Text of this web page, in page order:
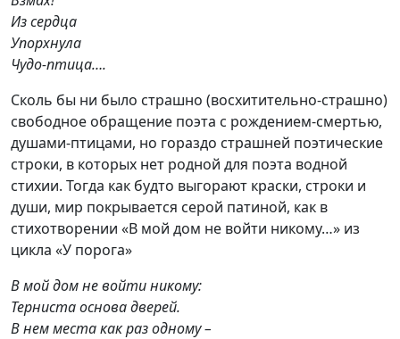
Из сердца
Упорхнула
Чудо-птица….
Сколь бы ни было страшно (восхитительно-страшно)
свободное обращение поэта с рождением-смертью,
душами-птицами, но гораздо страшней поэтические
строки, в которых нет родной для поэта водной
стихии. Тогда как будто выгорают краски, строки и
души, мир покрывается серой патиной, как в
стихотворении «В мой дом не войти никому…» из
цикла «У порога»
В мой дом не войти никому:
Терниста основа дверей.
В нем места как раз одному –